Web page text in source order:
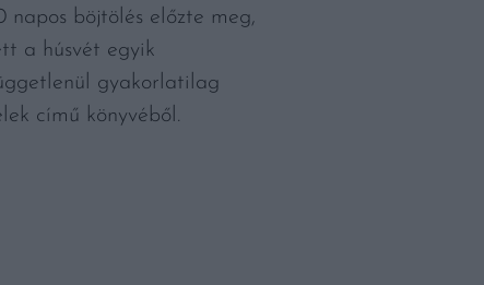
napos böjtölés előzte meg,
a húsvét egyik
gyakorlatilag
című könyvéből.